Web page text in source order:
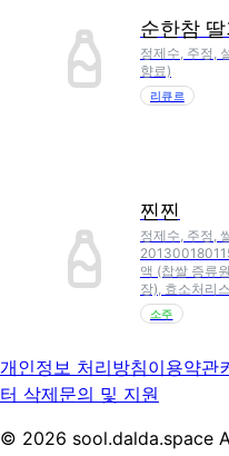
순한참
정제수, 주정,
향료)
리큐르
찐찐
정제수, 주정,
액 (찹쌀 증류
장), 효소처리
소주
개인정보 처리방침이용약관
터 삭제문의 및 지원
© 2026 sool.dalda.space